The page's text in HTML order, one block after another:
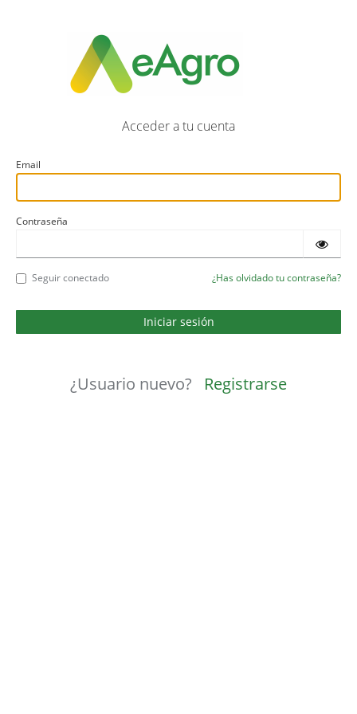
Acceder a tu cuenta
Email
Contraseña
Seguir conectado ¿Has olvidado tu contraseña?
¿Usuario nuevo? Registrarse